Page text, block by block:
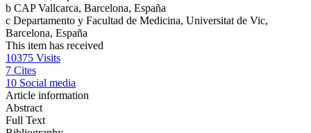
b CAP Vallcarca, Barcelona, España
c Departamento y Facultad de Medicina, Universitat de Vic,
Barcelona, España
This item has received
10375 Visits
7 Cites
10 Social media
Article information
Abstract
Full Text